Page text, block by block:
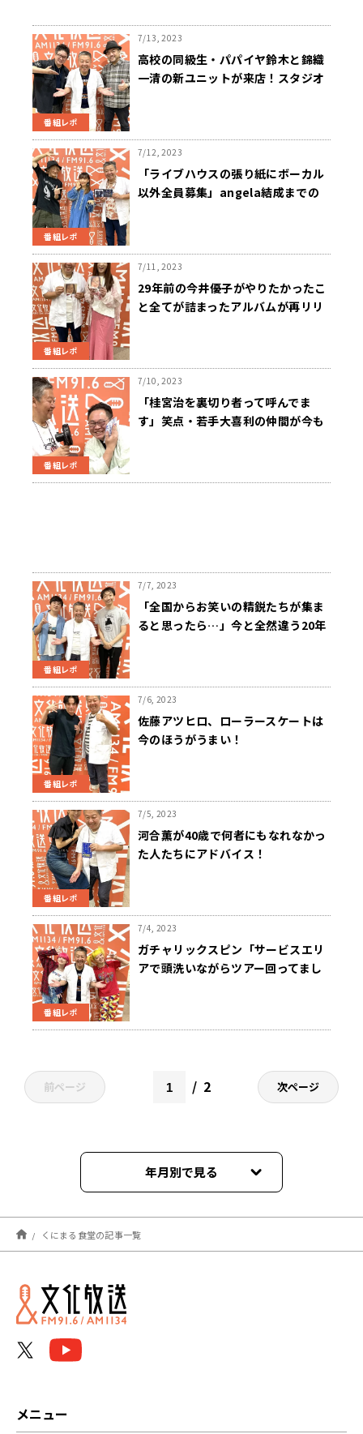
番組レポ
7/13, 2023
高校の同級生・パパイヤ鈴木と錦織
一清の新ユニットが来店！スタジオ
番組レポ
7/12, 2023
「ライブハウスの張り紙にボーカル
以外全員募集」angela結成までの
番組レポ
7/11, 2023
29年前の今井優子がやりたかったこ
と全てが詰まったアルバムが再リリ
番組レポ
7/10, 2023
「桂宮治を裏切り者って呼んでま
す」笑点・若手大喜利の仲間が今も
番組レポ
7/7, 2023
「全国からお笑いの精鋭たちが集ま
ると思ったら…」今と全然違う20年
番組レポ
7/6, 2023
佐藤アツヒロ、ローラースケートは
今のほうがうまい！
番組レポ
7/5, 2023
河合薫が40歳で何者にもなれなかっ
た人たちにアドバイス！
番組レポ
7/4, 2023
ガチャリックスピン「サービスエリ
アで頭洗いながらツアー回ってまし
前ページ 2 次ページ
年月別で見る
2026年02月
2026年01月
2025年12月
くにまる食堂の記事一覧
メニュー